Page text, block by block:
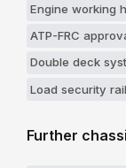
Engine working
ATP-FRC
Double deck
Load security rail
Further